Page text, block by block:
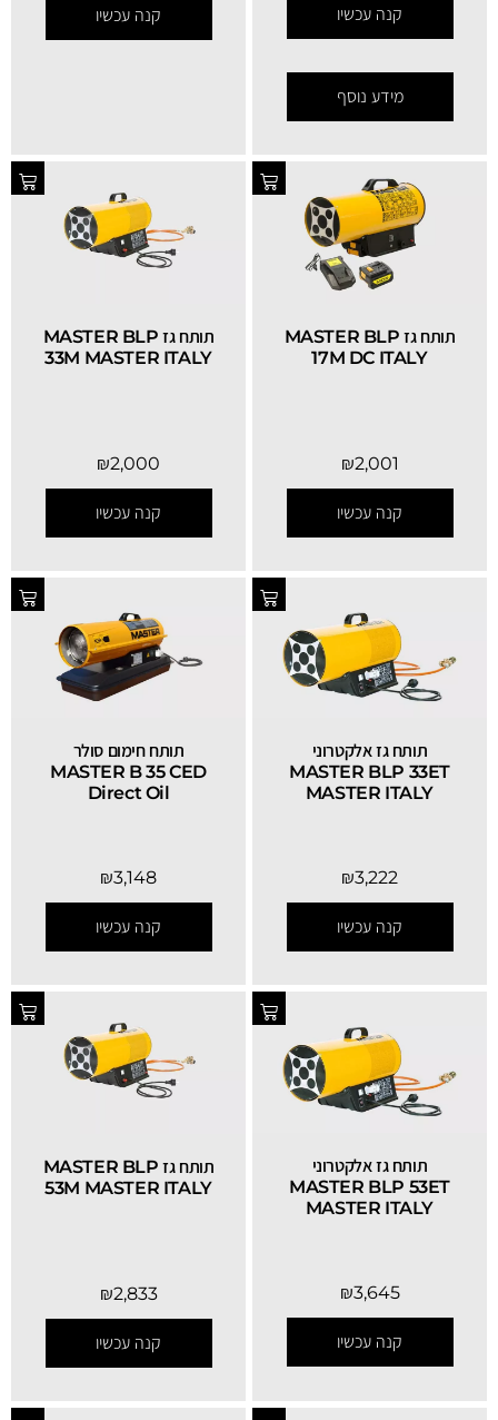
קנה עכשיו
מידע נוסף
קנה עכשיו
תותח גז MASTER BLP
17M DC ITALY
₪2,001
קנה עכשיו
תותח גז MASTER BLP
33M MASTER ITALY
₪2,000
קנה עכשיו
תותח גז אלקטרוני
MASTER BLP 33ET
MASTER ITALY
₪3,222
קנה עכשיו
תותח חימום סולר
MASTER B 35 CED
Direct Oil
₪3,148
קנה עכשיו
תותח גז אלקטרוני
MASTER BLP 53ET
MASTER ITALY
₪3,645
קנה עכשיו
תותח גז MASTER BLP
53M MASTER ITALY
₪2,833
קנה עכשיו